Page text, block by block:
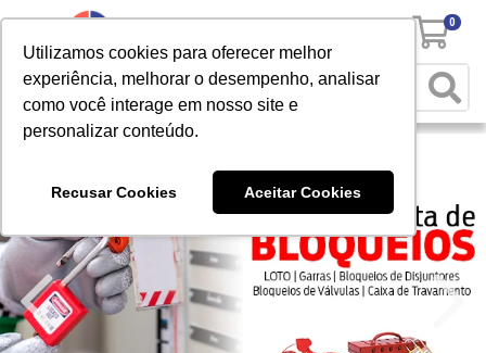
Utilizamos cookies para oferecer melhor
experiência, melhorar o desempenho, analisar
como você interage em nosso site e
personalizar conteúdo.
Recusar Cookies Aceitar Cookies
0